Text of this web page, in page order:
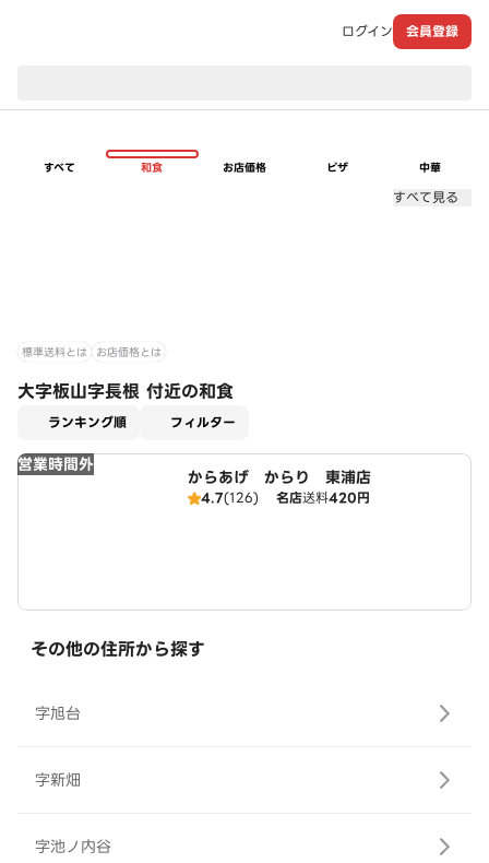
ログイン 会員登録
すべて 和食 お店価格 ピザ 中華
すべて見る
標準送料とは お店価格とは
大字板山字長根 付近の和食
ランキング順 フィルター
営業時間外
からあげ からり 東浦店
4.7(126) 名店送料420円
その他の住所から探す
字旭台
字新畑
字池ノ内谷